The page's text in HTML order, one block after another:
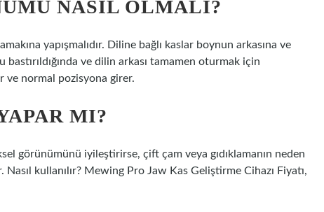
NASIL OLMALI?
yapışmalıdır. Diline bağlı kaslar boynun arkasına ve
bastırıldığında ve dilin arkası tamamen oturmak için
ve normal pozisyona girer.
MI?
görünümünü iyileştirirse, çift çam veya gıdıklamanın neden
Nasıl kullanılır? Mewing Pro Jaw Kas Geliştirme Cihazı Fiyatı,